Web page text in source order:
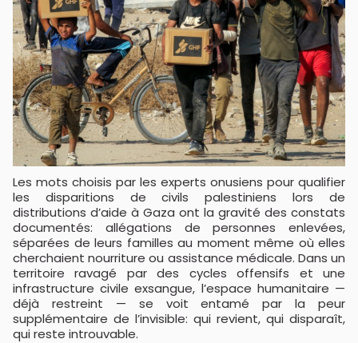
Les mots choisis par les experts onusiens pour qualifier
les disparitions de civils palestiniens lors de
distributions d’aide à Gaza ont la gravité des constats
documentés: allégations de personnes enlevées,
séparées de leurs familles au moment même où elles
cherchaient nourriture ou assistance médicale. Dans un
territoire ravagé par des cycles offensifs et une
infrastructure civile exsangue, l’espace humanitaire —
déjà restreint — se voit entamé par la peur
supplémentaire de l’invisible: qui revient, qui disparaît,
qui reste introuvable.